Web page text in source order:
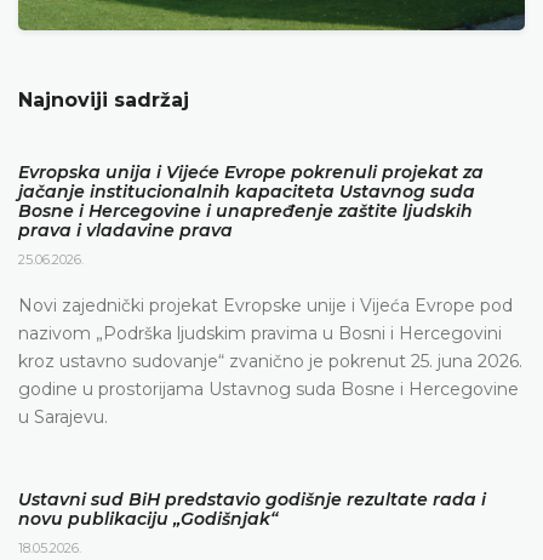
Najnoviji sadržaj
Evropska unija i Vijeće Evrope pokrenuli projekat za
jačanje institucionalnih kapaciteta Ustavnog suda
Bosne i Hercegovine i unapređenje zaštite ljudskih
prava i vladavine prava
25.06.2026.
Novi zajednički projekat Evropske unije i Vijeća Evrope pod
nazivom „Podrška ljudskim pravima u Bosni i Hercegovini
kroz ustavno sudovanje“ zvanično je pokrenut 25. juna 2026.
godine u prostorijama Ustavnog suda Bosne i Hercegovine
u Sarajevu.
Ustavni sud BiH predstavio godišnje rezultate rada i
novu publikaciju „Godišnjak“
18.05.2026.